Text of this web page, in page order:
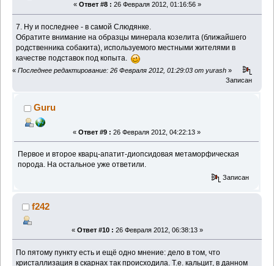
« Ответ #8 : 26 Февраля 2012, 01:16:56 »
7. Ну и последнее - в самой Слюдянке.
Обратите внимание на образцы минерала козелита (ближайшего
родственника собакита), используемого местными жителями в
качестве подставок под копыта.
« Последнее редактирование: 26 Февраля 2012, 01:29:03 от yurash »
Записан
Guru
« Ответ #9 : 26 Февраля 2012, 04:22:13 »
Первое и второе кварц-апатит-диопсидовая метаморфическая
порода. На остальное уже ответили.
Записан
f242
« Ответ #10 : 26 Февраля 2012, 06:38:13 »
По пятому пункту есть и ещё одно мнение: дело в том, что
кристаллизация в скарнах так происходила. Т.е. кальцит, в данном